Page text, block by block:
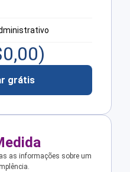
0,00)
grátis
as informações sobre um